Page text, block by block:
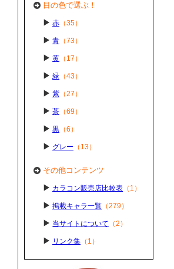
目の色で選ぶ！
赤 （35）
青 （73）
黄 （17）
緑 （43）
紫 （27）
茶 （69）
黒 （6）
グレー （13）
その他コンテンツ
カラコン販売店比較表 （1）
掲載キャラ一覧 （279）
当サイトについて （2）
リンク集 （1）